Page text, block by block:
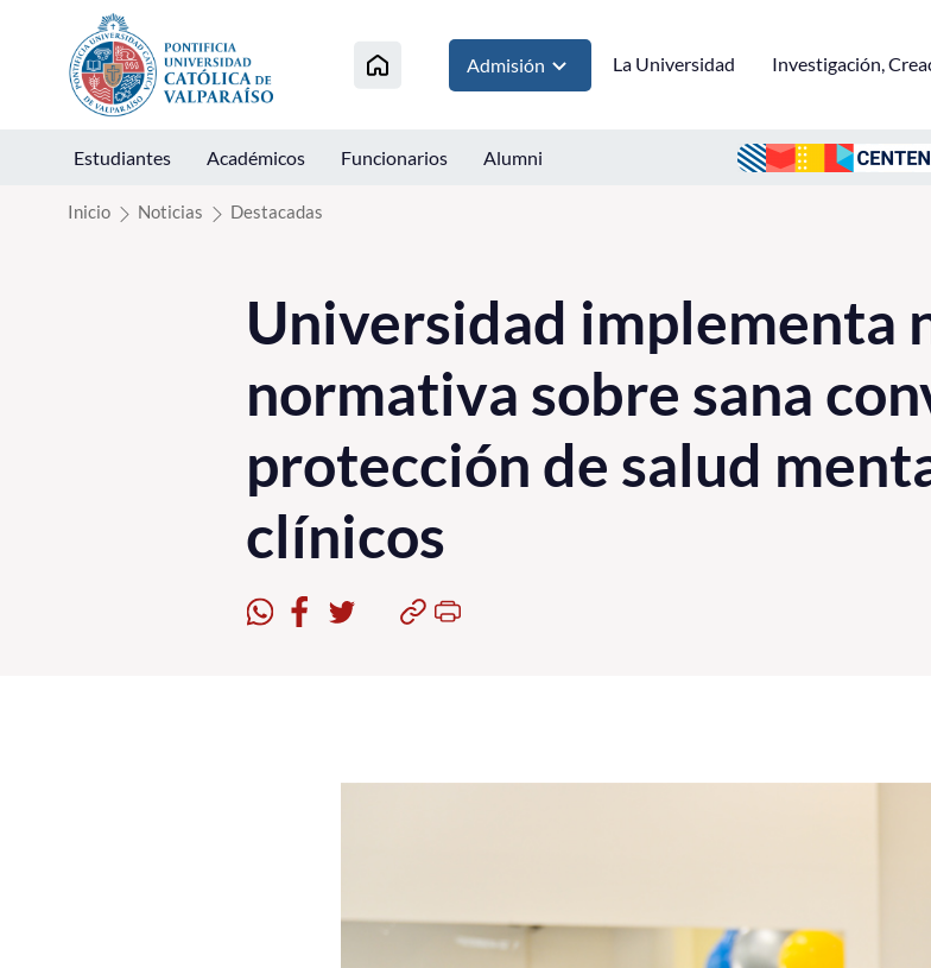
Click acá para ir directamente al contenido
Admisión La Universidad Investigación,
Estudiantes Académicos Funcionarios Alumni
Inicio Noticias Destacadas
Universidad implementa
normativa sobre sana
protección de salud
clínicos